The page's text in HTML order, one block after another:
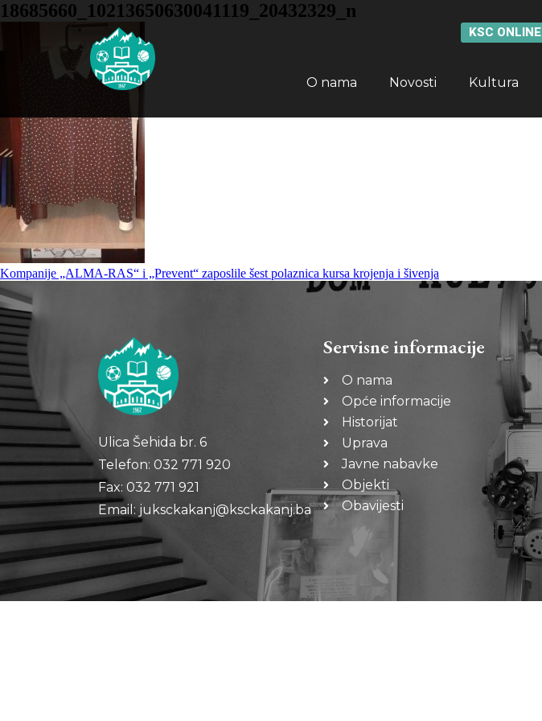
KSC ONLINE
O nama Novosti Kultura
18685660_10213650630041119_20432329_n
Kompanije „ALMA-RAS“ i „Prevent“ zaposlile šest polaznica kursa krojenja i šivenja
Ulica Šehida br. 6
Telefon: 032 771 920
Fax: 032 771 921
Email: juksckakanj@ksckakanj.ba
Servisne informacije
O nama
Opće informacije
Historijat
Uprava
Javne nabavke
Objekti
Obavijesti